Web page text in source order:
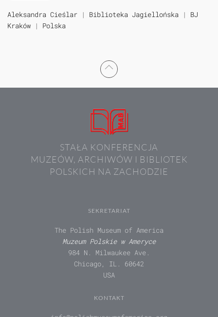
Aleksandra Cieślar | Biblioteka Jagiellońska | BJ
Kraków | Polska
STAŁA KONFERENCJA
MUZEÓW, ARCHIWÓW I BIBLIOTEK
POLSKICH NA ZACHODZIE
SEKRETARIAT
The Polish Museum of America
Muzeum Polskie w Ameryce
984 N. Milwaukee Ave.
Chicago, IL. 60642
USA
KONTAKT